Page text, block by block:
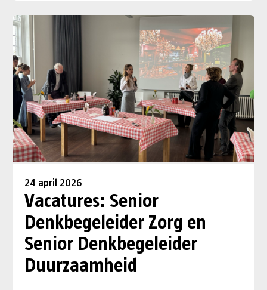
24 april 2026
Vacatures: Senior
Denkbegeleider Zorg en
Senior Denkbegeleider
Duurzaamheid